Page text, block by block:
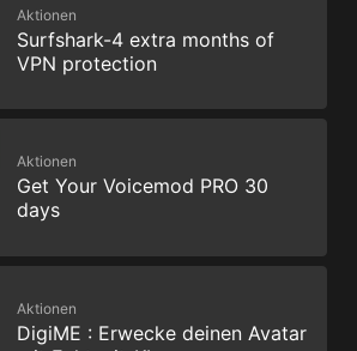
Aktionen
Surfshark-4 extra months of
VPN protection
Aktionen
Get Your Voicemod PRO 30
days
Aktionen
DigiME : Erwecke deinen Avatar